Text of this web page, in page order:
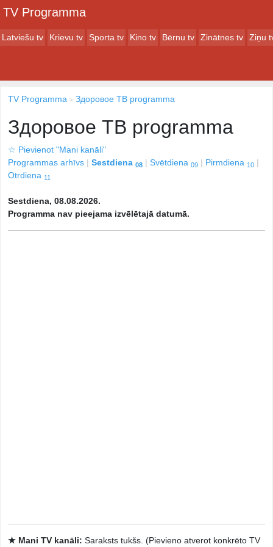
TV Programma
Latviešu tv Krievu tv Sporta tv Kino tv Bērnu tv Zinātnes tv Ziņu
TV Programma Здоровое ТВ programma
Здоровое ТВ programma
☆ Pievienot "Mani kanāli"
Programmas arhīvs
Sestdiena 08 Svētdiena 09 Pirmdiena 10
Otrdiena 11
Sestdiena, 08.08.2026.
Programma nav pieejama izvēlētajā datumā.
★ Mani TV kanāli: Saraksts tukšs. (Pievieno atverot konkrēto TV